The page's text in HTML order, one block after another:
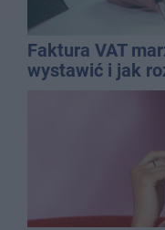
Faktura VAT
wystawić i jak